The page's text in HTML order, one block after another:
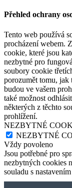
Přehled ochrany
Tento web používá
procházení webem.
cookie, které jsou
nezbytné pro
soubory cookie
porozumět tomu, jak
budou ve vašem
také možnost
některých z těchto
prohlížení.
NEZBYTNÉ
NEZBYTNÉ
Vždy povoleno
Jsou potřebné pro
nezbytných cookies
souladu s